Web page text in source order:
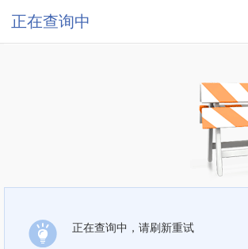
正在查询中
正在查询中，请刷新重试